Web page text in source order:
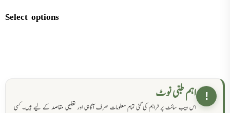
Select options
! اہم طبی نوٹ
اس ویب سائٹ پر فراہم کی گئی تمام معلومات صرف آگاہی اور تعلیمی مقاصد کے لیے ہیں۔ کسی